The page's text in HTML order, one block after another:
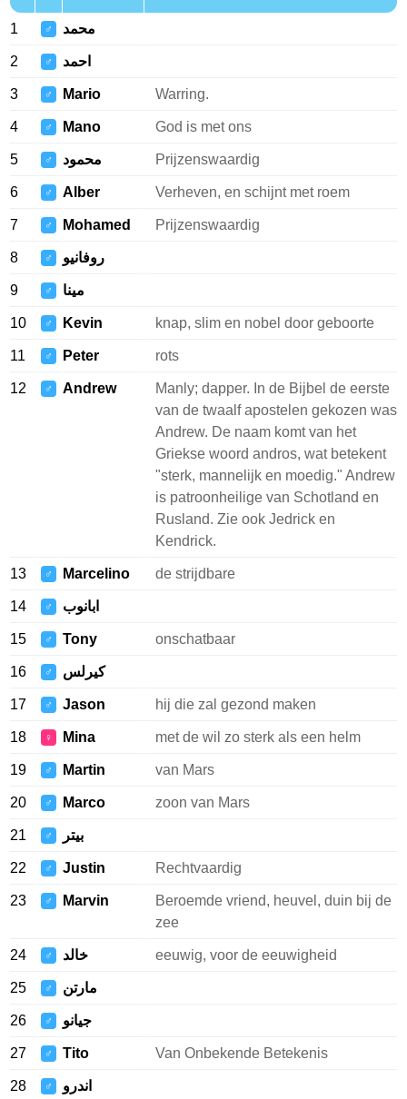
1 ♂ محمد
2 ♂ احمد
3 ♂ Mario Warring.
4 ♂ Mano God is met ons
5 ♂ محمود Prijzenswaardig
6 ♂ Alber Verheven, en schijnt met roem
7 ♂ Mohamed Prijzenswaardig
8 ♂ روفانيو
9 ♂ مينا
10 ♂ Kevin knap, slim en nobel door geboorte
11 ♂ Peter rots
12 ♂ Andrew
Manly; dapper. In de Bijbel de eerste
van de twaalf apostelen gekozen was
Andrew. De naam komt van het
Griekse woord andros, wat betekent
"sterk, mannelijk en moedig." Andrew
is patroonheilige van Schotland en
Rusland. Zie ook Jedrick en
Kendrick.
13 ♂ Marcelino de strijdbare
14 ♂ ابانوب
15 ♂ Tony onschatbaar
16 ♂ كيرلس
17 ♂ Jason hij die zal gezond maken
18 ♀ Mina met de wil zo sterk als een helm
19 ♂ Martin van Mars
20 ♂ Marco zoon van Mars
21 ♂ بيتر
22 ♂ Justin Rechtvaardig
23 ♂ Marvin
Beroemde vriend, heuvel, duin bij de
zee
24 ♂ خالد eeuwig, voor de eeuwigheid
25 ♂ مارتن
26 ♂ جيانو
27 ♂ Tito Van Onbekende Betekenis
28 ♂ اندرو